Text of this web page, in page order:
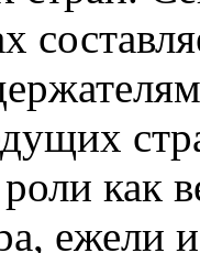
как
ежели